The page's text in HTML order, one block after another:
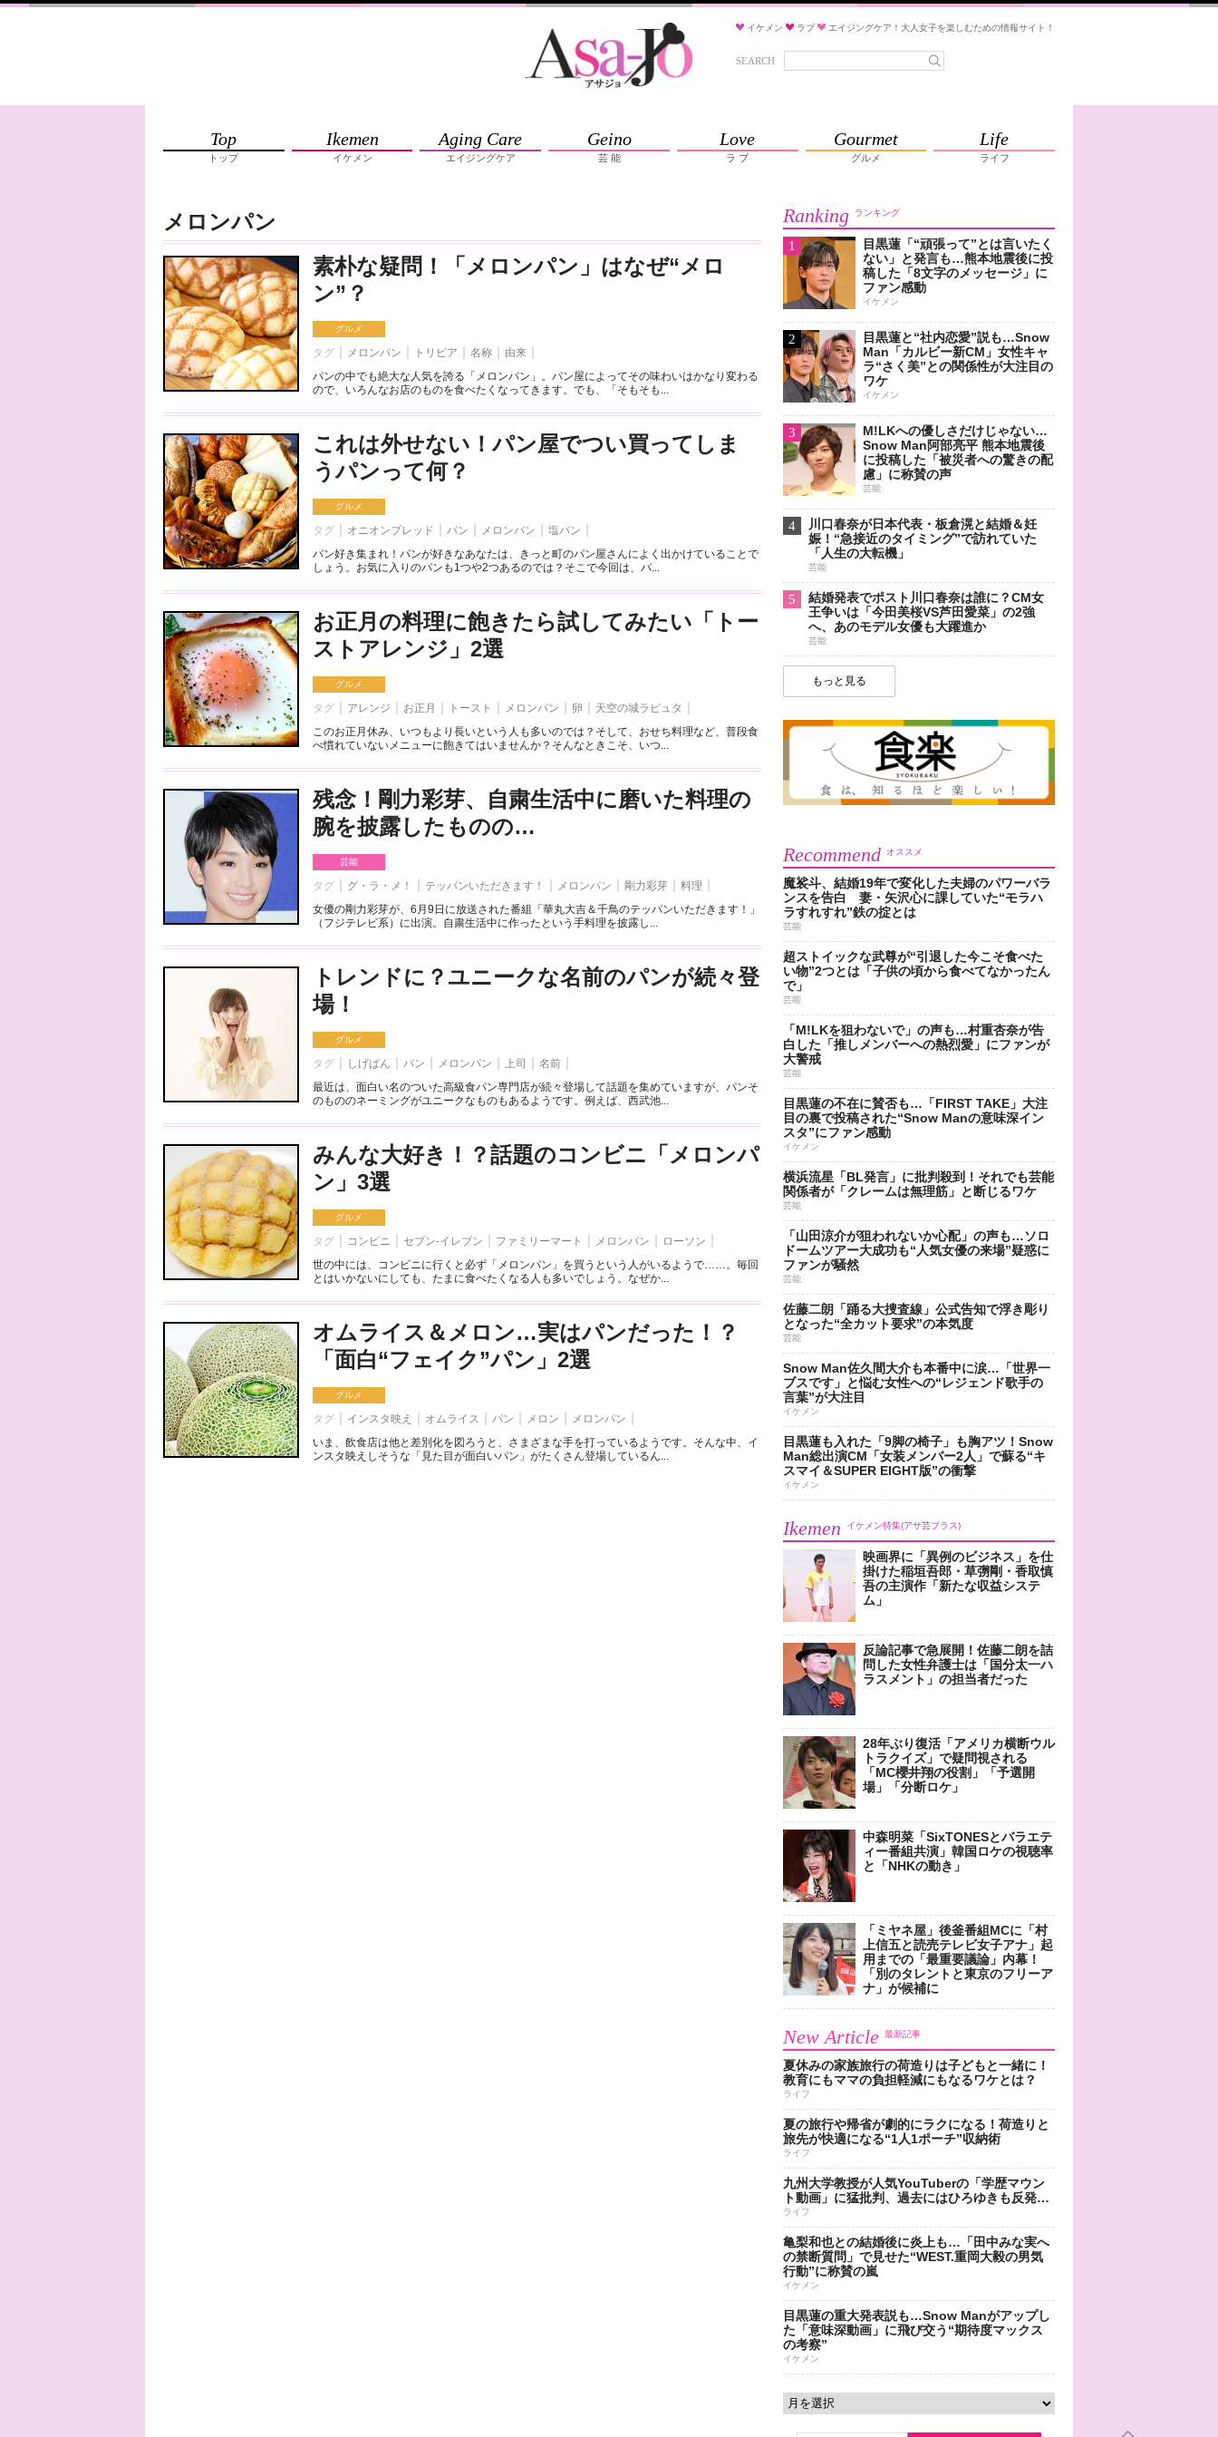
イケメン ラブ エイジングケア！大人女子を楽しむための情報サイト！
SEARCH
Top
トップ
Ikemen
イケメン
Aging Care
エイジングケア
Geino
芸 能
Love
ラ ブ
Gourmet
グルメ
Life
ライフ
メロンパン
素朴な疑問！「メロンパン」はなぜ“メロ
ン”？
グルメ
タグ メロンパン トリビア 名称
由来
パンの中でも絶大な人気を誇る「メロンパン」。パン屋によってその味わいはかなり変わる
ので、いろんなお店のものを食べたくなってきます。でも、「そもそも...
これは外せない！パン屋でつい買ってしま
うパンって何？
グルメ
タグ オニオンブレッド パン メロンパン
塩パン
パン好き集まれ！パンが好きなあなたは、きっと町のパン屋さんによく出かけていることで
しょう。お気に入りのパンも1つや2つあるのでは？そこで今回は、パ...
お正月の料理に飽きたら試してみたい「トー
ストアレンジ」2選
グルメ
タグ アレンジ お正月 トースト メロンパン 卵
天空の城ラピュタ
このお正月休み、いつもより長いという人も多いのでは？そして、おせち料理など、普段食
べ慣れていないメニューに飽きてはいませんか？そんなときこそ、いつ...
残念！剛力彩芽、自粛生活中に磨いた料理の
腕を披露したものの…
芸能
タグ グ・ラ・メ！ テッパンいただきます！ メロンパン 剛力彩芽
料理
女優の剛力彩芽が、6月9日に放送された番組「華丸大吉＆千鳥のテッパンいただきます！」
（フジテレビ系）に出演。自粛生活中に作ったという手料理を披露し...
トレンドに？ユニークな名前のパンが続々登
場！
グルメ
タグ しげぱん パン メロンパン 上司
名前
最近は、面白い名のついた高級食パン専門店が続々登場して話題を集めていますが、パンそ
のもののネーミングがユニークなものもあるようです。例えば、西武池...
みんな大好き！？話題のコンビニ「メロンパ
ン」3選
グルメ
タグ コンビニ セブン-イレブン ファミリーマート メロンパン
ローソン
世の中には、コンビニに行くと必ず「メロンパン」を買うという人がいるようで……。毎回
とはいかないにしても、たまに食べたくなる人も多いでしょう。なぜか...
オムライス＆メロン…実はパンだった！？
「面白“フェイク”パン」2選
グルメ
タグ インスタ映え オムライス パン メロン
メロンパン
いま、飲食店は他と差別化を図ろうと、さまざまな手を打っているようです。そんな中、イ
ンスタ映えしそうな「見た目が面白いパン」がたくさん登場しているん...
Ranking ランキング
1
目黒蓮「“頑張って”とは言いたく
ない」と発言も…熊本地震後に投
稿した「8文字のメッセージ」に
ファン感動
イケメン
2
目黒蓮と“社内恋愛”説も…Snow
Man「カルビー新CM」女性キャ
ラ“さく美”との関係性が大注目の
ワケ
イケメン
3
M!LKへの優しさだけじゃない…
Snow Man阿部亮平 熊本地震後
に投稿した「被災者への驚きの配
慮」に称賛の声
芸能
4
川口春奈が日本代表・板倉滉と結婚＆妊
娠！“急接近のタイミング”で訪れていた
「人生の大転機」
芸能
5
結婚発表でポスト川口春奈は誰に？CM女
王争いは「今田美桜VS芦田愛菜」の2強
へ、あのモデル女優も大躍進か
芸能
もっと見る
Recommend オススメ
魔裟斗、結婚19年で変化した夫婦のパワーバラ
ンスを告白 妻・矢沢心に課していた“モラハ
ラすれすれ”鉄の掟とは
芸能
超ストイックな武尊が“引退した今こそ食べた
い物”2つとは「子供の頃から食べてなかったん
で」
芸能
「M!LKを狙わないで」の声も…村重杏奈が告
白した「推しメンバーへの熱烈愛」にファンが
大警戒
芸能
目黒蓮の不在に賛否も…「FIRST TAKE」大注
目の裏で投稿された“Snow Manの意味深イン
スタ”にファン感動
イケメン
横浜流星「BL発言」に批判殺到！それでも芸能
関係者が「クレームは無理筋」と断じるワケ
芸能
「山田涼介が狙われないか心配」の声も…ソロ
ドームツアー大成功も“人気女優の来場”疑惑に
ファンが騒然
芸能
佐藤二朗「踊る大捜査線」公式告知で浮き彫り
となった“全カット要求”の本気度
芸能
Snow Man佐久間大介も本番中に涙…「世界一
ブスです」と悩む女性への“レジェンド歌手の
言葉”が大注目
イケメン
目黒蓮も入れた「9脚の椅子」も胸アツ！Snow
Man総出演CM「女装メンバー2人」で蘇る“キ
スマイ＆SUPER EIGHT版”の衝撃
イケメン
Ikemen イケメン特集(アサ芸プラス)
映画界に「異例のビジネス」を仕
掛けた稲垣吾郎・草彅剛・香取慎
吾の主演作「新たな収益システ
ム」
反論記事で急展開！佐藤二朗を詰
問した女性弁護士は「国分太一ハ
ラスメント」の担当者だった
28年ぶり復活「アメリカ横断ウル
トラクイズ」で疑問視される
「MC櫻井翔の役割」「予選開
場」「分断ロケ」
中森明菜「SixTONESとバラエテ
ィー番組共演」韓国ロケの視聴率
と「NHKの動き」
「ミヤネ屋」後釜番組MCに「村
上信五と読売テレビ女子アナ」起
用までの「最重要議論」内幕！
「別のタレントと東京のフリーア
ナ」が候補に
New Article 最新記事
夏休みの家族旅行の荷造りは子どもと一緒に！
教育にもママの負担軽減にもなるワケとは？
ライフ
夏の旅行や帰省が劇的にラクになる！荷造りと
旅先が快適になる“1人1ポーチ”収納術
ライフ
九州大学教授が人気YouTuberの「学歴マウン
ト動画」に猛批判、過去にはひろゆきも反発…
ライフ
亀梨和也との結婚後に炎上も…「田中みな実へ
の禁断質問」で見せた“WEST.重岡大毅の男気
行動”に称賛の嵐
イケメン
目黒蓮の重大発表説も…Snow Manがアップし
た「意味深動画」に飛び交う“期待度マックス
の考察”
イケメン